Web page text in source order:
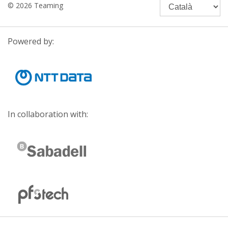
© 2026 Teaming
Powered by:
In collaboration with: